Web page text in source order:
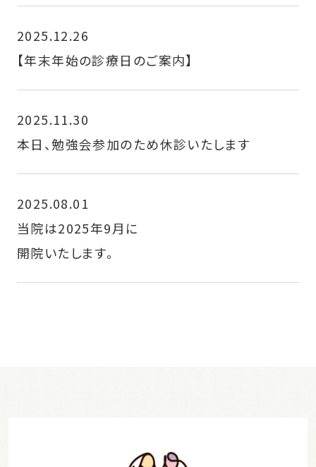
2025.12.26
【年末年始の診療日のご案内】
2025.11.30
本日、勉強会参加のため休診いたします
2025.08.01
当院は2025年9月に
開院いたします。